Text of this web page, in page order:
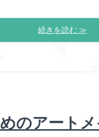
続きを読む ≫
のアート